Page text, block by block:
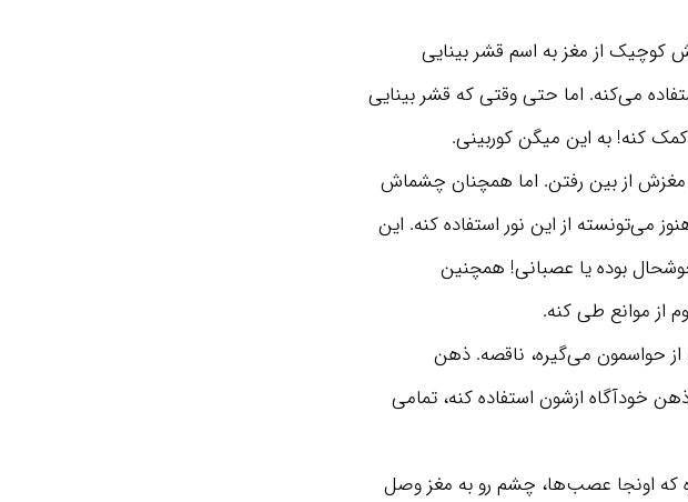
کوچیک از مغز به اسم قشر بینایی
می‌کنه. اما حتی وقتی که قشر بینایی
کنه! به این میگن کوربینی.
مغزش از بین رفتن. اما همچنان چشماش
از این نور استفاده کنه. این
بوده یا عصبانی! همچنین
از موانع طی کنه.
حواسمون می‌گیره، ناقصه. ذهن
ذهن خودآگاه ازشون استفاده کنه، تمامی
که اونجا عصب‌ها، چشم رو به مغز وصل